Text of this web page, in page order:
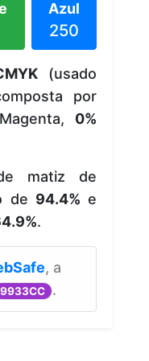
Azul
250
(usado
por
0%
matiz de
de 94.4% e
.
, a
9933CC .